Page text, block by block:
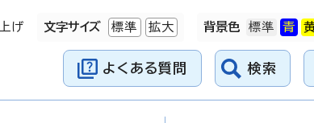
げ 文字サイズ 標準 拡大 背景色
よくある質問 検索